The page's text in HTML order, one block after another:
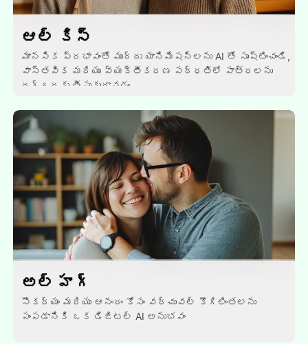
ఆల్ కిస్
మానసిక ప్రభావంతో ముద్దు యానిమేషన్లను AI తో సృష్టించండి,
వాస్తవిక మరియు వ్యక్తీకరణ పద్ధతిలో పాత్రలను
దగ్గరకు తీసుకురావడం.
అల్ హగ్
సౌకర్యం మరియు ఆనందం కోసం వర్చువల్ కౌగిలింతలను
పంపడానికి ఒక డిజిటల్ AI అనుభవం